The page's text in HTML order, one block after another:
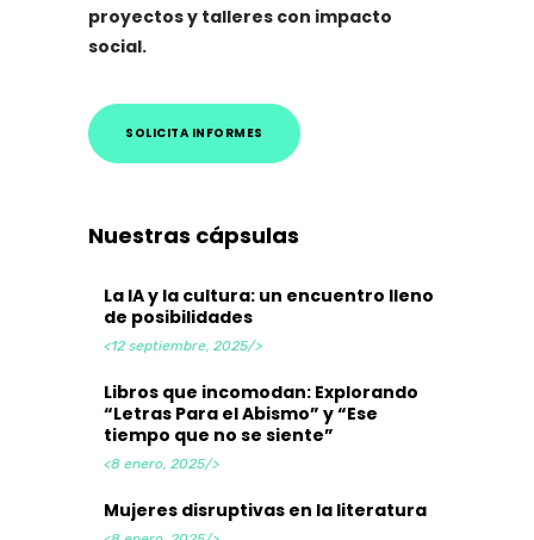
proyectos y talleres con impacto
social.
SOLICITA INFORMES
Nuestras cápsulas
La IA y la cultura: un encuentro lleno
de posibilidades
<12 septiembre, 2025/>
Libros que incomodan: Explorando
“Letras Para el Abismo” y “Ese
tiempo que no se siente”
<8 enero, 2025/>
Mujeres disruptivas en la literatura